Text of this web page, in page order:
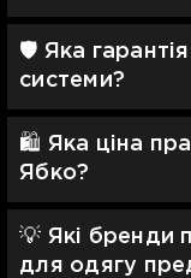
🛡 Яка
системи?
🛍️ Яка ціна
Ябко?
💡 Які бренди
для одягу